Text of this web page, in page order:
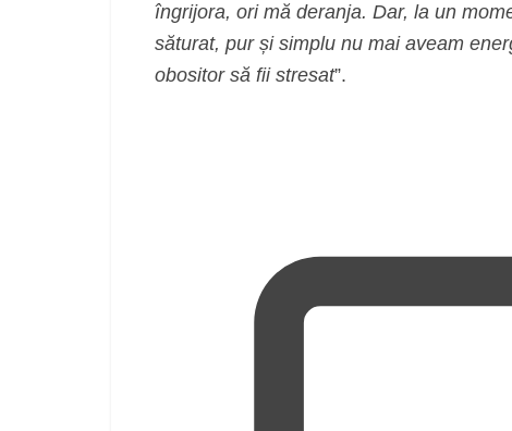
îngrijora, ori mă deranja. Dar, la un
săturat, pur și simplu nu mai aveam
obositor să fii stresat”.